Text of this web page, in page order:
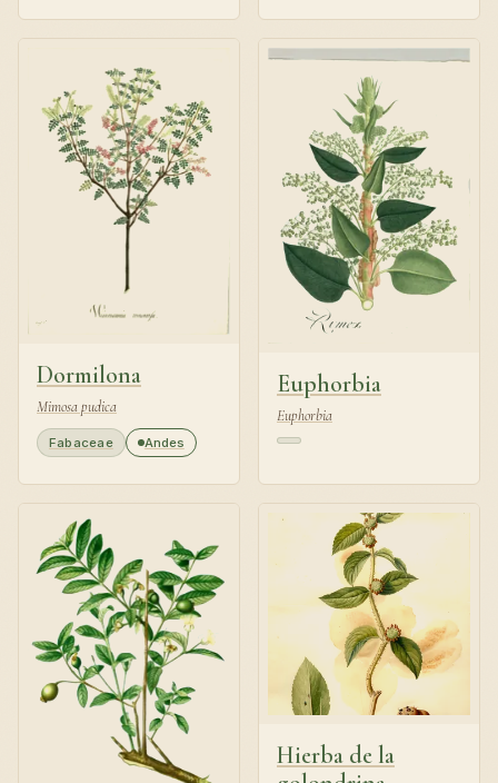
Dormilona
Mimosa pudica
Fabaceae Andes
Euphorbia
Euphorbia
Hierba de la